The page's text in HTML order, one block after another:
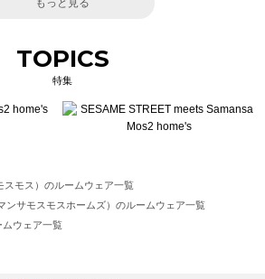
もっと見る
TOPICS
特集
スモス）のルームウェア一覧
ンサモスモスホームズ）のルームウェア一覧
ムウェア一覧
（ツハルバイサマンサモスモス）のルームウェア一覧